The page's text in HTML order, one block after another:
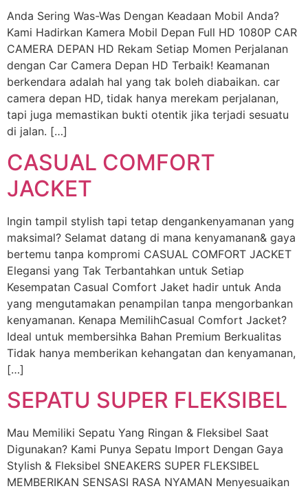
Anda Sering Was-Was Dengan Keadaan Mobil Anda?
Kami Hadirkan Kamera Mobil Depan Full HD 1080P CAR
CAMERA DEPAN HD Rekam Setiap Momen Perjalanan
dengan Car Camera Depan HD Terbaik! Keamanan
berkendara adalah hal yang tak boleh diabaikan. car
camera depan HD, tidak hanya merekam perjalanan,
tapi juga memastikan bukti otentik jika terjadi sesuatu
di jalan. […]
CASUAL COMFORT
JACKET
Ingin tampil stylish tapi tetap dengankenyamanan yang
maksimal? Selamat datang di mana kenyamanan& gaya
bertemu tanpa kompromi CASUAL COMFORT JACKET
Elegansi yang Tak Terbantahkan untuk Setiap
Kesempatan Casual Comfort Jaket hadir untuk Anda
yang mengutamakan penampilan tanpa mengorbankan
kenyamanan. Kenapa MemilihCasual Comfort Jacket?
Ideal untuk membersihka Bahan Premium Berkualitas
Tidak hanya memberikan kehangatan dan kenyamanan,
[…]
SEPATU SUPER FLEKSIBEL
Mau Memiliki Sepatu Yang Ringan & Fleksibel Saat
Digunakan? Kami Punya Sepatu Import Dengan Gaya
Stylish & Fleksibel SNEAKERS SUPER FLEKSIBEL
MEMBERIKAN SENSASI RASA NYAMAN Menyesuaikan